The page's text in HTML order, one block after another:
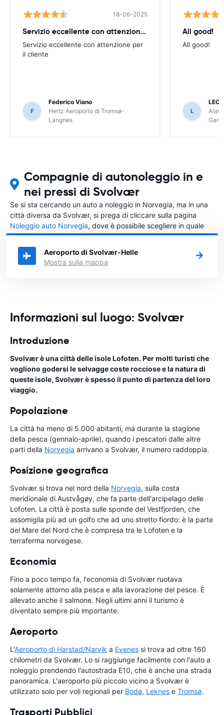
18-06-2025
Servizio eccellente con attenzione per
Servizio eccellente con attenzione per
il cliente
F
Federico Viano
Hertz Aeroporto di Tromsø-
Langnes
All good!
All good!
L
Compagnie di autonoleggio in e
nei pressi di Svolvær
Se si sta cercando un auto a noleggio in Norvegia, ma in una
città diversa da Svolvær, si prega di cliccare sulla pagina
Noleggio auto Norvegia, dove è possibile scegliere in quale
città in Norvegia si vuole noleggiare l'auto.
Aeroporto di Svolvær-Helle
Mostra sulla mappa
Informazioni sul luogo: Svolvær
Introduzione
Svolvær è una città delle isole Lofoten. Per molti turisti che
vogliono godersi le selvagge coste rocciose e la natura di
queste isole, Svolvær è spesso il punto di partenza del loro
viaggio.
Popolazione
La città ha meno di 5.000 abitanti, ma durante la stagione
della pesca (gennaio-aprile), quando i pescatori dalle altre
parti della Norvegia arrivano a Svolvær, il numero raddoppia.
Posizione geografica
Svolvær si trova nel nord della Norvegia, sulla costa
meridionale di Austvågøy, che fa parte dell'arcipelago delle
Lofoten. La città è posta sulle sponde del Vestfjorden, che
assomiglia più ad un golfo che ad uno stretto fiordo: è la parte
del Mare del Nord che è compresa tra le Lofoten e la
terraferma norvegese.
Economia
Fino a poco tempo fa, l'economia di Svolvær ruotava
solamente attorno alla pesca e alla lavorazione del pesce. È
allevato anche il salmone. Negli ultimi anni il turismo è
diventato sempre più importante.
Aeroporto
L'Aeroporto di Harstad/Narvik a Evenes si trova ad oltre 160
chilometri da Svolvær. Lo si raggiunge facilmente con l'auto a
noleggio prendendo l'autostrada E10, che è anche una strada
panoramica. L'aeroporto più piccolo vicino a Svolvær è
utilizzato solo per voli regionali per Bodø, Leknes e Tromsø.
Trasporti Pubblici